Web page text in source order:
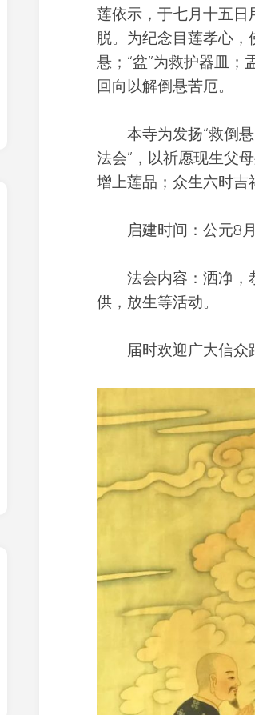
莲依示，于七月十五
脱。为纪念目莲孝心，
悬；“盆”为救护器皿；
回向以解倒悬苦厄。
本寺为发扬“救倒悬”
法会”，以祈愿现生父
增上莲品；众生六时
启建时间：公元8月
法会内容：洒净，恭
供，放生等活动。
届时欢迎广大信众